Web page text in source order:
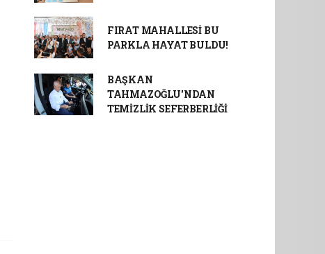
FIRAT MAHALLESİ BU
PARKLA HAYAT BULDU!
BAŞKAN
TAHMAZOĞLU'NDAN
TEMİZLİK SEFERBERLİĞİ